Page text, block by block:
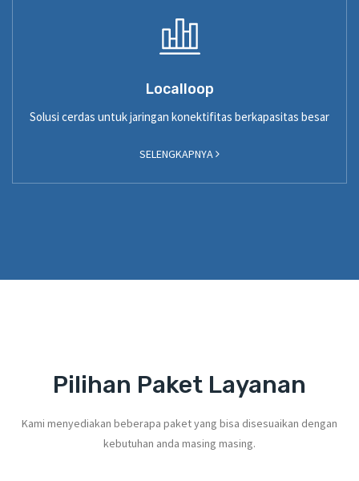
Localloop
Solusi cerdas untuk jaringan konektifitas berkapasitas besar
SELENGKAPNYA
Pilihan Paket Layanan
Kami menyediakan beberapa paket yang bisa disesuaikan dengan
kebutuhan anda masing masing.